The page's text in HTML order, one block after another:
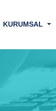
KURUMSAL